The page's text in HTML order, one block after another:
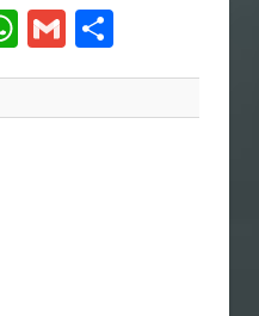
WhatsApp
Gmail